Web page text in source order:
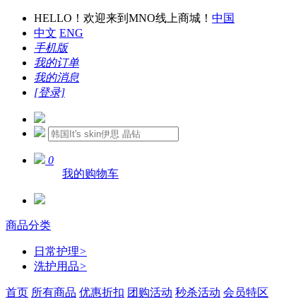
HELLO！欢迎来到MNO线上商城！ 中国
中文 ENG
手机版
我的订单
我的消息
[登录]
0
我的购物车
商品分类
日常护理>
洗护用品>
首页 所有商品 优惠折扣 团购活动 秒杀活动 会员特区